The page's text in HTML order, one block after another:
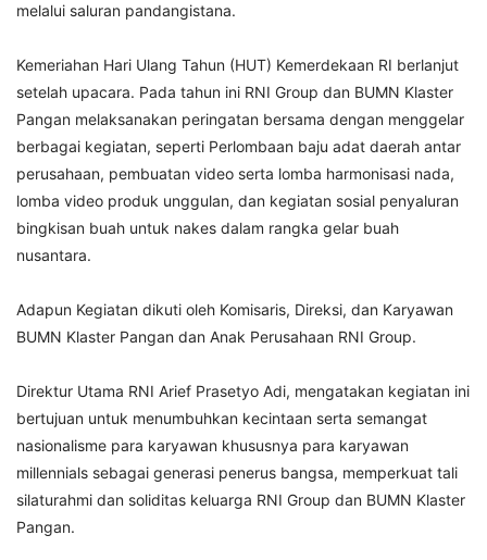
melalui saluran pandangistana.
Kemeriahan Hari Ulang Tahun (HUT) Kemerdekaan RI berlanjut
setelah upacara. Pada tahun ini RNI Group dan BUMN Klaster
Pangan melaksanakan peringatan bersama dengan menggelar
berbagai kegiatan, seperti Perlombaan baju adat daerah antar
perusahaan, pembuatan video serta lomba harmonisasi nada,
lomba video produk unggulan, dan kegiatan sosial penyaluran
bingkisan buah untuk nakes dalam rangka gelar buah
nusantara.
Adapun Kegiatan dikuti oleh Komisaris, Direksi, dan Karyawan
BUMN Klaster Pangan dan Anak Perusahaan RNI Group.
Direktur Utama RNI Arief Prasetyo Adi, mengatakan kegiatan ini
bertujuan untuk menumbuhkan kecintaan serta semangat
nasionalisme para karyawan khususnya para karyawan
millennials sebagai generasi penerus bangsa, memperkuat tali
silaturahmi dan soliditas keluarga RNI Group dan BUMN Klaster
Pangan.